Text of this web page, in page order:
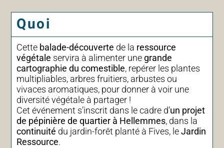
Quoi
Cette balade-découverte de la ressource
végétale servira à alimenter une grande
cartographie du comestible, repérer les plantes
multipliables, arbres fruitiers, arbustes ou
vivaces aromatiques, pour donner à voir une
diversité végétale à partager !
Cet événement s’inscrit dans le cadre d’un projet
de pépinière de quartier à Hellemmes, dans la
continuité du jardin-forêt planté à Fives, leJardin
Ressource.